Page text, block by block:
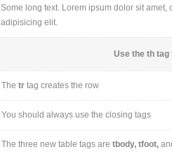
Some long text. Lorem ipsum dolor sit
adipisicing elit.
Use the th tag
The tr tag creates the row
You should always use the closing tags
The three new table tags are tbody, tfoot,